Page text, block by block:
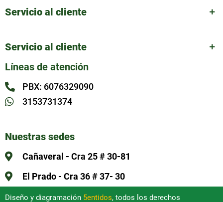
Servicio al cliente
Servicio al cliente
Líneas de atención
PBX: 6076329090
3153731374
Nuestras sedes
Cañaveral - Cra 25 # 30-81
El Prado - Cra 36 # 37- 30
Diseño y diagramación 5entidos, todos los derechos